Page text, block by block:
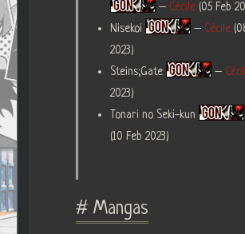
– Cécile(05 Feb
Nisekoi
– Cécile
2023)
Steins;Gate
–
2023)
Tonari no Seki-kun
(10 Feb 2023)
# Mangas